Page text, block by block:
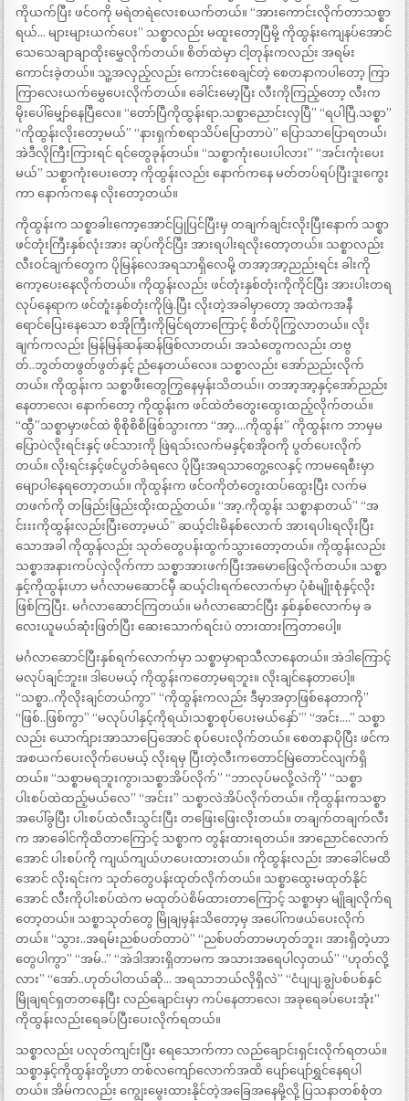
ကိုယက်ပြီး ဖင်ဝကို မရဲတရဲလေးစယက်တယ်။ “အားကောင်းလိုက်တာသစ္စာ
ရယ်… များများယက်ပေး” သစ္စာလည်း မထူးတော့ပြီမို့ ကိုထွန်းကျေနပ်အောင်
သေသေချာချာထိုးမွှေလိုက်တယ်။ စိတ်ထဲမှာ ငါ့တုန်းကလည်း အရမ်း
ကောင်းခဲ့တယ်။ သူ့အလှည့်လည်း ကောင်းစေချင်တဲ့ စေတနာကပါတော့ ကြာ
ကြာလေးယက်မွှေပေးလိုက်တယ်။ ခေါင်းမော့ပြီး လီးကိုကြည့်တော့ လီးက
မိုးပေါ်မျှော်နေပြီလေ။ “တော်ပြီကိုထွန်းရာ.သစ္စာညောင်းလှပြီ” “ရပါပြီ.သစ္စာ”
“ကိုထွန်းလိုးတော့မယ်” “နားရှက်စရာသိပ်ပြောတာပဲ” ပြောသာပြောရတယ်၊
အဲဒီလိုကြီးကြားရင် ရင်တွေခုန်တယ်။ “သစ္စာကုံးပေးပါလား” “အင်းကုံးပေး
မယ်” သစ္စာကုံးပေးတော့ ကိုထွန်းလည်း နောက်ကနေ မတ်တပ်ရပ်ပြီးဒူးကွေး
ကာ နောက်ကနေ လိုးတော့တယ်။
ကိုထွန်းက သစ္စာခါးကော့အောင်ပြုပြင်ပြီးမှ တချက်ချင်းလိုးပြီးနောက် သစ္စာ
ဖင်တုံးကြီးနှစ်လုံးအား ဆုပ်ကိုင်ပြီး အားရပါးရလိုးတော့တယ်။ သစ္စာလည်း
လီးဝင်ချက်တွေက ပိုမြန်လေအရသာရှိလေမို့ တအာ့အာ့ညည်းရင်း ခါးကို
ကော့ပေးနေလိုက်တယ်။ ကိုထွန်းလည်း ဖင်တုံးနှစ်တုံးကိုကိုင်ပြီး အားပါးတရ
လုပ်နေရာက ဖင်တူံးနှစ်တုံးကိုဖြဲ.ပြီး လိုးတဲ့အခါမှာတော့ အထဲကအနီ
ရောင်ပြေးနေသော စအိုကြီးကိုမြင်ရတာကြောင့် စိတ်ပိုကြွလာတယ်။ လိုး
ချက်ကလည်း မြန်မြန်ဆန်ဆန်ဖြစ်လာတယ်၊ အသံတွေကလည်း တဗွ
တ်..ဘွတ်တဖွတ်ဖွတ်နှင့် ညံနေတယ်လေ။ သစ္စာလည်း အော်ညည်းလိုက်
တယ်။ ကိုထွန်းက သစ္စာဖီးတွေကြွနေမှန်းသိတယ်၊၊ တအာ့အာ့နှင့်အော်ညည်း
နေတာလေ၊ နောက်တော့ ကိုထွန်းက ဖင်ထဲတံတွေးထွေးထည့်လိုက်တယ်။
“ထွီ”သစ္စာမှာဖင်ထဲ စိုစိုစိစိဖြစ်သွားကာ “အာ့….ကိုထွန်း” ကိုထွန်းက ဘာမှမ
ပြောပဲလိုးရင်းနှင့် ဖင်သားကို ဖြဲရသ်းလက်မနှင့်စအိုဝကို ပွတ်ပေးလိုက်
တယ်။ လိုးရင်းနှင့်ဖင်ပွတ်ခံရလေ ပိုပြီးအရသာတွေ့လေနှင့် ကာမရေစီးမှာ
မျောပါနေရတော့တယ်။ ကိုထွန်းက ဖင်ဝကိုတံတွေးထပ်ထွေးပြီး လက်မ
တဖက်ကို တဖြည်းဖြည်းထိုးထည့်တယ်။ “အာ့.ကိုထွန်း သစ္စာနာတယ်” “အ
င်းးးကိုထွန်းလည်းပြီးတော့မယ်” ဆယ့်ငါးမိနစ်လောက် အားရပါးရလိုးပြီး
သောအခါ ကိုထွန်လည်း သုတ်တွေပန်းထွက်သွားတော့တယ်။ ကိုထွန်းလည်း
သစ္စာအနားကပ်လှဲလိုက်ကာ သစ္စာအားဖက်ပြီးအမောဖြေလိုက်တယ်။ သစ္စာ
နှင့်ကိုထွန်းဟာ မင်္ဂလာမဆောင်မှီ ဆယ့်ငါးရက်လောက်မှာ ပုံစံမျိုးစုံနှင့်လိုး
ဖြစ်ကြပြီး. မင်္ဂလာဆောင်ကြတယ်။ မင်္ဂလာဆောင်ပြီး နှစ်နှစ်လောက်မှ ခ
လေးယူမယ်ဆုံးဖြတ်ပြီး ဆေးသောက်ရင်းပဲ တားထားကြတာပေါ့။
မင်္ဂလာဆောင်ပြီးနှစ်ရက်လောက်မှာ သစ္စာမှာရာသီလာနေတယ်။ အဲဒါကြောင့်
မလုပ်ချင်ဘူး။ ဒါပေမယ့် ကိုထွန်းကတော့မရဘူး။ လိုးချင်နေတာပေါ့။
“သစ္စာ..ကိုလိုးချင်တယ်ကွာ” “ကိုထွန်းကလည်း ဒီမှာအဝှာဖြစ်နေတာကို”
“ဖြစ်..ဖြစ်ကွာ” “မလုပ်ပါနှင့်ကိုရယ်၊သစ္စာစုပ်ပေးမယ်နှော်’” “အင်း….” သစ္စာ
လည်း ယောက်ျားအာသာပြေအောင် စုပ်ပေးလိုက်တယ်။ စေတနာပိုပြီး ဖင်က
အစယက်ပေးလိုက်ပေမယ့် လိုးရမှ ပြီးတဲ့လီးကတောင်မြဲတောင်လျက်ရှိ
တယ်။ “သစ္စာမရဘူးကွာ၊သစ္စာအိပ်လိုက်” “ဘာလုပ်မလို့လဲကို” “သစ္စာ
ပါးစပ်ထဲထည့်မယ်လေ” “အင်းး” သစ္စာလဲအိပ်လိုက်တယ်။ ကိုထွန်းကသစ္စာ
အပေါ်ခွပြီး ပါးစပ်ထဲလီးသွင်းပြီး တဖြေးဖြေးလိုးတယ်။ တချက်တချက်လီး
က အာခေါင်ကိုထိတာကြောင့် သစ္စာက တွန်းထားရတယ်။ အာညောင်လောက်
အောင် ပါးစပ်ကို ကျယ်ကျယ်ဟပေးထားတယ်။ ကိုထွန်းလည်း အာခေါင်မထိ
အောင် လိုးရင်းက သုတ်တွေပန်းထုတ်လိုက်တယ်။ သစ္စာထွေးမထုတ်နိုင်
အောင် လီးကိုပါးစပ်ထဲက မထုတ်ပဲစိမ်ထားတာကြောင့် သစ္စာမှာ မျိုချလိုက်ရ
တော့တယ်။ သစ္စာသုတ်တွေ မြိုချမှန်းသိတော့မှ အပေါ်ကဖယ်ပေးလိုက်
တယ်။ “သွား..အရမ်းညစ်ပတ်တာပဲ” “ညစ်ပတ်တာမဟုတ်ဘူး၊ အားရှိတဲ့ဟာ
တွေပါကွာ” “အမ်..” “အဲဒါအားရှိတာမက အသားအရေပါလှတယ်” “ဟုတ်လို့
လား” “အော်..ဟုတ်ပါတယ်ဆို… အရသာဘယ်လိုရှိလဲ” “ငံပျပျ.ချွဲပစ်ပစ်နှင်
မြိုချရင်ရှတတနေပြီး လည်ချောင်းမှာ ကပ်နေတာလေ၊ အခုရေခပ်ပေးအုံး”
ကိုထွန်းလည်းရေခပ်ပြီးပေးလိုက်ရတယ်။
သစ္စာလည်း ပလုတ်ကျင်းပြီး ရေသောက်ကာ လည်ချောင်းရှင်းလိုက်ရတယ်။
သစ္စာနှင့်ကိုထွန်းတို့ဟာ တစ်လကျော်လောက်အထိ ပျော်ပျော်ရွှင်နေရပါ
တယ်။ အိမ်ကလည်း ကျွေးမွေးထားနိုင်တဲ့အခြေအနေမို့လို့ ပြသနာတစ်စုံတ